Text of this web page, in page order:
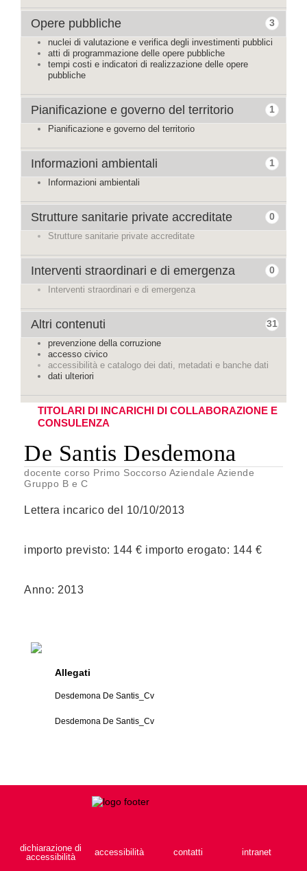
3
Opere pubbliche
nuclei di valutazione e verifica degli investimenti pubblici
atti di programmazione delle opere pubbliche
tempi costi e indicatori di realizzazione delle opere
pubbliche
1
Pianificazione e governo del territorio
Pianificazione e governo del territorio
1
Informazioni ambientali
Informazioni ambientali
0
Strutture sanitarie private accreditate
Strutture sanitarie private accreditate
0
Interventi straordinari e di emergenza
Interventi straordinari e di emergenza
31
Altri contenuti
prevenzione della corruzione
accesso civico
accessibilità e catalogo dei dati, metadati e banche dati
dati ulteriori
TITOLARI DI INCARICHI DI COLLABORAZIONE E
CONSULENZA
De Santis Desdemona
docente corso Primo Soccorso Aziendale Aziende
Gruppo B e C
Lettera incarico del 10/10/2013
importo previsto: 144 € importo erogato: 144 €
Anno: 2013
Allegati
Desdemona De Santis_Cv
Desdemona De Santis_Cv
dichiarazione di
accessibilità
accessibilità contatti intranet